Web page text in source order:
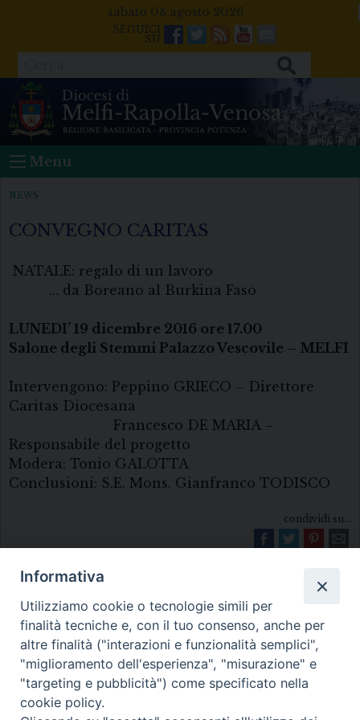
sabato 08 agosto 2026
Facebook
Twitter
FeedsYoutube
Mail
Menu
NEWS
CONVEGNO CARITAS
NATALE: regalo di un lavoro
… da Boreano al Burkina Faso
LUNEDI’ 19 dicembre 2016 ore 17.00
Salone degli Stemmi Palazzo Vescovile – MELFI
Intervengono: Peppino GRIECO – Direttore
Caritas Diocesana
Francesco DE MARIA –
Responsabile del progetto
Modera: Tonio GALOTTA
Conclusioni: S.E. Mons. Gianfranco TODISCO
condividi su...
Diocesi di Melfi Rapolla Venosa
• Largo Duomo, 12 - 85025 MELFI (PZ) •
Informativa
Utilizziamo cookie o tecnologie simili per
finalità tecniche e, con il tuo consenso, anche per
altre finalità ("interazioni e funzionalità semplici",
"miglioramento dell'esperienza", "misurazione" e
"targeting e pubblicità") come specificato nella
cookie policy.